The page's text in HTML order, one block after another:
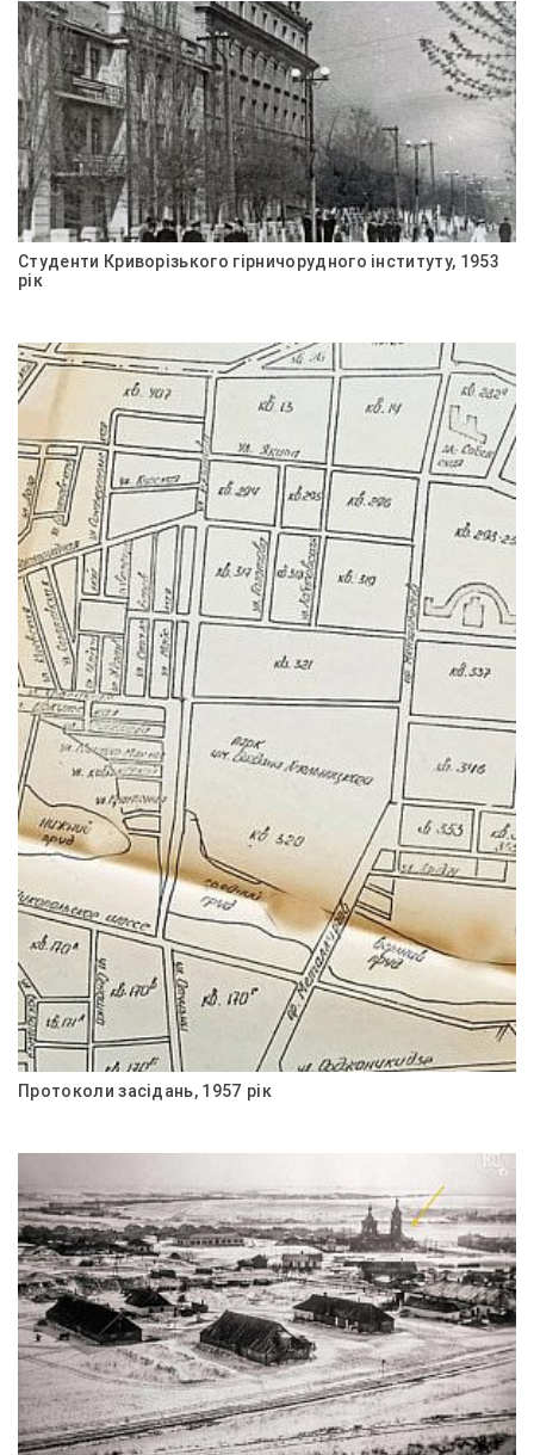
Студенти Криворізького гірничорудного інституту, 1953
рік
Протоколи засідань, 1957 рік